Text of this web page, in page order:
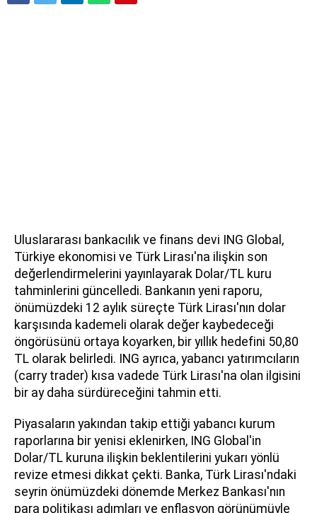
Uluslararası bankacılık ve finans devi ING Global,
Türkiye ekonomisi ve Türk Lirası'na ilişkin son
değerlendirmelerini yayınlayarak Dolar/TL kuru
tahminlerini güncelledi. Bankanın yeni raporu,
önümüzdeki 12 aylık süreçte Türk Lirası'nın dolar
karşısında kademeli olarak değer kaybedeceği
öngörüsünü ortaya koyarken, bir yıllık hedefini 50,80
TL olarak belirledi. ING ayrıca, yabancı yatırımcıların
(carry trader) kısa vadede Türk Lirası'na olan ilgisini
bir ay daha sürdüreceğini tahmin etti.
Piyasaların yakından takip ettiği yabancı kurum
raporlarına bir yenisi eklenirken, ING Global'in
Dolar/TL kuruna ilişkin beklentilerini yukarı yönlü
revize etmesi dikkat çekti. Banka, Türk Lirası'ndaki
seyrin önümüzdeki dönemde Merkez Bankası'nın
para politikası adımları ve enflasyon görünümüyle